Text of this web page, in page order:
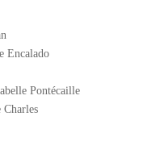
Encalado
Pontécaille
Charles